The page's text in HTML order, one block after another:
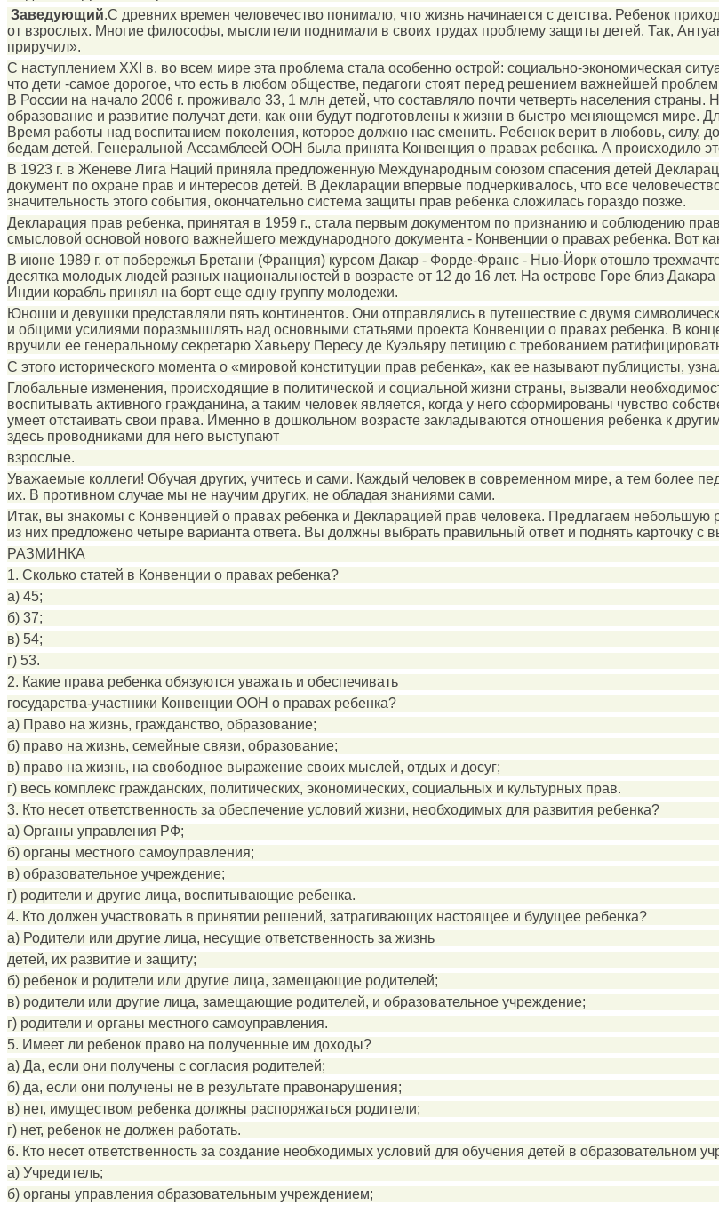
Заведующий.С древних времен человечество понимало, что жизнь начинается с детства. Ребенок
от взрослых. Многие философы, мыслители поднимали в своих трудах проблему защиты детей. Так,
приручил».
С наступлением XXI в. во всем мире эта проблема стала особенно острой: социально-экономическая
что дети -самое дорогое, что есть в любом обществе, педагоги стоят перед решением важнейшей
В России на начало 2006 г. проживало 33, 1 млн детей, что составляло почти четверть населения
образование и развитие получат дети, как они будут подготовлены к жизни в быстро меняющемся мире.
Время работы над воспитанием поколения, которое должно нас сменить. Ребенок верит в любовь, силу,
бедам детей. Генеральной Ассамблеей ООН была принята Конвенция о правах ребенка. А происходило
В 1923 г. в Женеве Лига Наций приняла предложенную Международным союзом спасения детей
документ по охране прав и интересов детей. В Декларации впервые подчеркивалось, что все
значительность этого события, окончательно система защиты прав ребенка сложилась гораздо позже.
Декларация прав ребенка, принятая в 1959 г., стала первым документом по признанию и соблюдению
смысловой основой нового важнейшего международного документа - Конвенции о правах ребенка. Вот
В июне 1989 г. от побережья Бретани (Франция) курсом Дакар - Форде-Франс - Нью-Йорк отошло
десятка молодых людей разных национальностей в возрасте от 12 до 16 лет. На острове Горе близ
Индии корабль принял на борт еще одну группу молодежи.
Юноши и девушки представляли пять континентов. Они отправлялись в путешествие с двумя
и общими усилиями поразмышлять над основными статьями проекта Конвенции о правах ребенка. В
вручили ее генеральному секретарю Хавьеру Пересу де Куэльяру петицию с требованием
С этого исторического момента о «мировой конституции прав ребенка», как ее называют публицисты,
Глобальные изменения, происходящие в политической и социальной жизни страны, вызвали
воспитывать активного гражданина, а таким человек является, когда у него сформированы чувство
умеет отстаивать свои права. Именно в дошкольном возрасте закладываются отношения ребенка к
здесь проводниками для него выступают
взрослые.
Уважаемые коллеги! Обучая других, учитесь и сами. Каждый человек в современном мире, а тем более
их. В противном случае мы не научим других, не обладая знаниями сами.
Итак, вы знакомы с Конвенцией о правах ребенка и Декларацией прав человека. Предлагаем небольшую
из них предложено четыре варианта ответа. Вы должны выбрать правильный ответ и поднять карточку с
РАЗМИНКА
1. Сколько статей в Конвенции о правах ребенка?
а) 45;
б) 37;
в) 54;
г) 53.
2. Какие права ребенка обязуются уважать и обеспечивать
государства-участники Конвенции ООН о правах ребенка?
а) Право на жизнь, гражданство, образование;
б) право на жизнь, семейные связи, образование;
в) право на жизнь, на свободное выражение своих мыслей, отдых и досуг;
г) весь комплекс гражданских, политических, экономических, социальных и культурных прав.
3. Кто несет ответственность за обеспечение условий жизни, необходимых для развития ребенка?
а) Органы управления РФ;
б) органы местного самоуправления;
в) образовательное учреждение;
г) родители и другие лица, воспитывающие ребенка.
4. Кто должен участвовать в принятии решений, затрагивающих настоящее и будущее ребенка?
а) Родители или другие лица, несущие ответственность за жизнь
детей, их развитие и защиту;
б) ребенок и родители или другие лица, замещающие родителей;
в) родители или другие лица, замещающие родителей, и образовательное учреждение;
г) родители и органы местного самоуправления.
5. Имеет ли ребенок право на полученные им доходы?
а) Да, если они получены с согласия родителей;
б) да, если они получены не в результате правонарушения;
в) нет, имуществом ребенка должны распоряжаться родители;
г) нет, ребенок не должен работать.
6. Кто несет ответственность за создание необходимых условий для обучения детей в образовательном
а) Учредитель;
б) органы управления образовательным учреждением;